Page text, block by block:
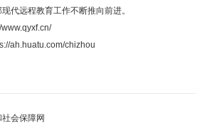
代远程教育工作不断推向前进。
ah.huatu.com/chizhou
会保障网